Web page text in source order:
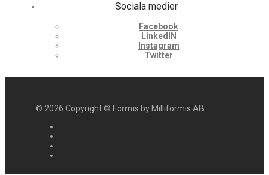
Sociala medier
Facebook
LinkedIN
Instagram
Twitter
© 2026 Copyright © Formis by Milliformis AB